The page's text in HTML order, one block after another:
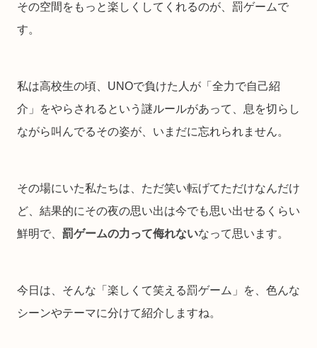
その空間をもっと楽しくしてくれるのが、罰ゲームで
す。
私は高校生の頃、UNOで負けた人が「全力で自己紹
介」をやらされるという謎ルールがあって、息を切らし
ながら叫んでるその姿が、いまだに忘れられません。
その場にいた私たちは、ただ笑い転げてただけなんだけ
ど、結果的にその夜の思い出は今でも思い出せるくらい
鮮明で、 罰ゲームの力って侮れないなって思います。
今日は、そんな「楽しくて笑える罰ゲーム」を、色んな
シーンやテーマに分けて紹介しますね。